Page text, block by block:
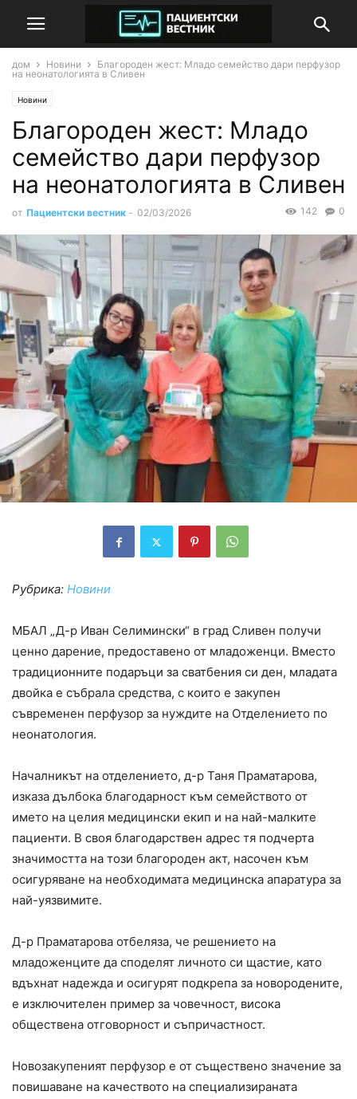
дом Новини
Благороден жест: Младо семейство дари перфузор
на неонатологията в Сливен
Новини
Благороден жест: Младо
семейство дари перфузор
на неонатологията в Сливен
от Пациентски вестник - 02/03/2026 0
142
Рубрика: Новини
МБАЛ „Д-р Иван Селимински“ в град Сливен получи
ценно дарение, предоставено от младоженци. Вместо
традиционните подаръци за сватбения си ден, младата
двойка е събрала средства, с които е закупен
съвременен перфузор за нуждите на Отделението по
неонатология.
Началникът на отделението, д-р Таня Праматарова,
изказа дълбока благодарност към семейството от
името на целия медицински екип и на най-малките
пациенти. В своя благодарствен адрес тя подчерта
значимостта на този благороден акт, насочен към
осигуряване на необходимата медицинска апаратура за
най-уязвимите.
Д-р Праматарова отбеляза, че решението на
младоженците да споделят личното си щастие, като
вдъхнат надежда и осигурят подкрепа за новородените,
е изключителен пример за човечност, висока
обществена отговорност и съпричастност.
Новозакупеният перфузор е от съществено значение за
повишаване на качеството на специализираната